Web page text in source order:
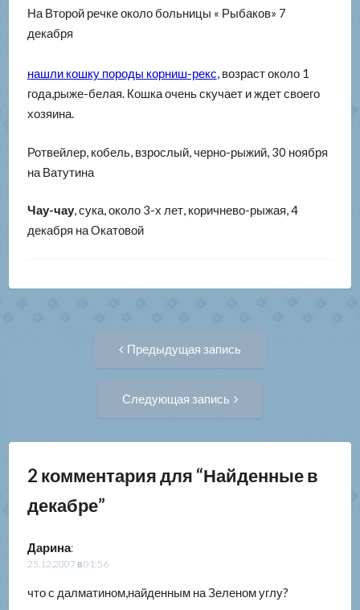
На Второй речке около больницы « Рыбаков» 7
декабря
нашли кошку породы корниш-рекс, возраст около 1
года,рыже-белая. Кошка очень скучает и ждет своего
хозяина.
Ротвейлер, кобель, взрослый, черно-рыжий, 30 ноября
на Ватутина
Чау-чау, сука, около 3-х лет, коричнево-рыжая, 4
декабря на Окатовой
НавигацияПредыдущая запись
Следующая запись
2 комментария для “Найденные в
декабре”
Дарина:
25.12.2007 в 01:56
что с далматином,найденным на Зеленом углу?